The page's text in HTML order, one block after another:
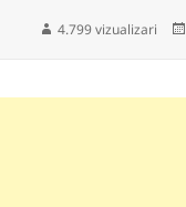
4.799 vizualizari